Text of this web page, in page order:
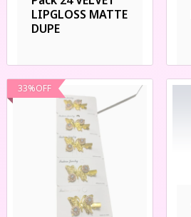
LIPGLOSS MATTE
DUPE
33%OFF